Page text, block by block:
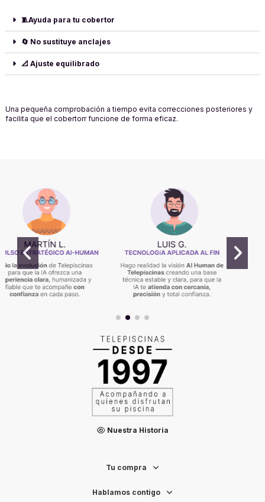
🧵Ayuda para tu cobertor
🔄 No sustituye anclajes
📐 Ajuste equilibrado
Una pequeña comprobación a tiempo evita correcciones posteriores y
facilita que el cobertorr funcione de forma eficaz.
Nuestra Historia
Tu compra
Hablamos contigo